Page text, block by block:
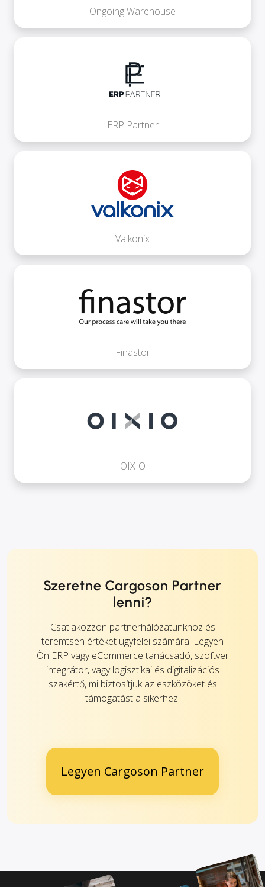
Ongoing Warehouse
ERP Partner
Valkonix
Finastor
OIXIO
Szeretne Cargoson Partner
lenni?
Csatlakozzon partnerhálózatunkhoz és
teremtsen értéket ügyfelei számára. Legyen
Ön ERP vagy eCommerce tanácsadó, szoftver
integrátor, vagy logisztikai és digitalizációs
szakértő, mi biztosítjuk az eszközöket és
támogatást a sikerhez.
Legyen Cargoson Partner